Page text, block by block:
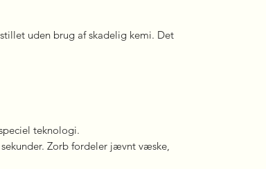
uden brug af skadelig kemi. Det
teknologi.
Zorb fordeler jævnt væske,